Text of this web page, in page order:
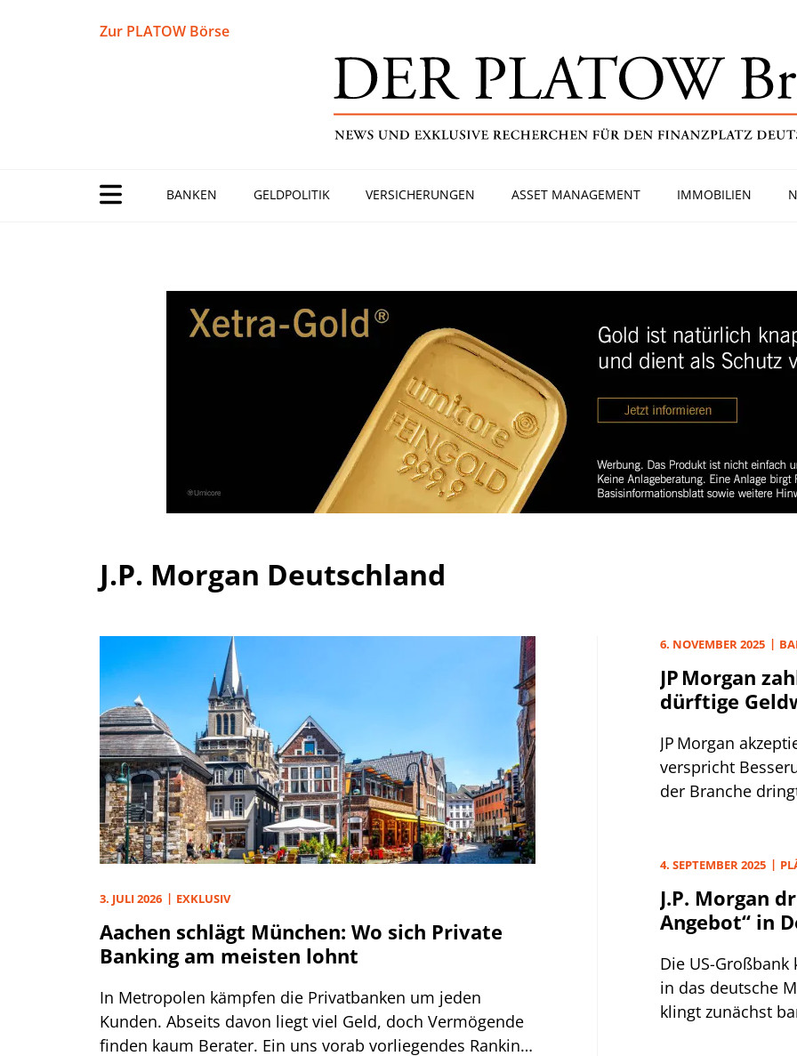
Zur PLATOW Börse
BANKEN GELDPOLITIK VERSICHERUNGEN ASSET MANAGEMENT IMMOBILIEN
J.P. Morgan Deutschland
3. JULI 2026 EXKLUSIV
Aachen schlägt München: Wo sich Private
Banking am meisten lohnt
In Metropolen kämpfen die Privatbanken um jeden
Kunden. Abseits davon liegt viel Geld, doch Vermögende
finden kaum Berater. Ein uns vorab vorliegendes Ranking
6. NOVEMBER 2025
JP Morgan
dürftige
JP Morgan
verspricht
der Branche
4. SEPTEMBER 2025
J.P. Morgan
Angebot“ in
Die US-Großbank
in das deutsche
klingt zunächst